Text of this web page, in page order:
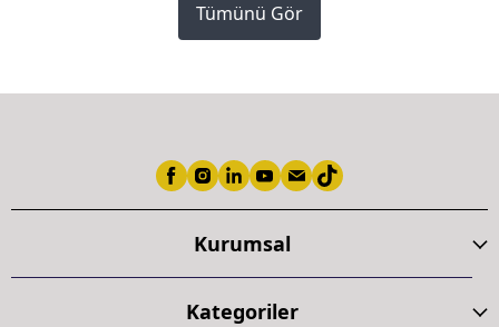
Tümünü Gör
Kurumsal
Kategoriler